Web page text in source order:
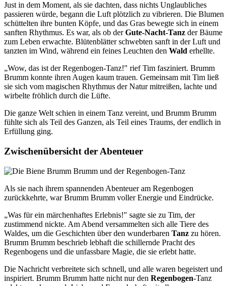
Just in dem Moment, als sie dachten, dass nichts Unglaubliches
passieren würde, begann die Luft plötzlich zu vibrieren. Die Blumen
schüttelten ihre bunten Köpfe, und das Gras bewegte sich in einem
sanften Rhythmus. Es war, als ob derGute-Nacht-Tanz der Bäume
zum Leben erwachte. Blütenblätter schwebten sanft in der Luft und
tanzten im Wind, während ein feines Leuchten den Wald erhellte.
„Wow, das ist der Regenbogen-Tanz!" rief Tim fasziniert. Brumm
Brumm konnte ihren Augen kaum trauen. Gemeinsam mit Tim ließ
sie sich vom magischen Rhythmus der Natur mitreißen, lachte und
wirbelte fröhlich durch die Lüfte.
Die ganze Welt schien in einem Tanz vereint, und Brumm Brumm
fühlte sich als Teil des Ganzen, als Teil eines Traums, der endlich in
Erfüllung ging.
Zwischenübersicht der Abenteuer
Als sie nach ihrem spannenden Abenteuer am Regenbogen
zurückkehrte, war Brumm Brumm voller Energie und Eindrücke.
„Was für ein märchenhaftes Erlebnis!" sagte sie zu Tim, der
zustimmend nickte. Am Abend versammelten sich alle Tiere des
Waldes, um die Geschichten über den wunderbaren Tanz zu hören.
Brumm Brumm beschrieb lebhaft die schillernde Pracht des
Regenbogens und die unfassbare Magie, die sie erlebt hatte.
Die Nachricht verbreitete sich schnell, und alle waren begeistert und
inspiriert. Brumm Brumm hatte nicht nur den Regenbogen-Tanz